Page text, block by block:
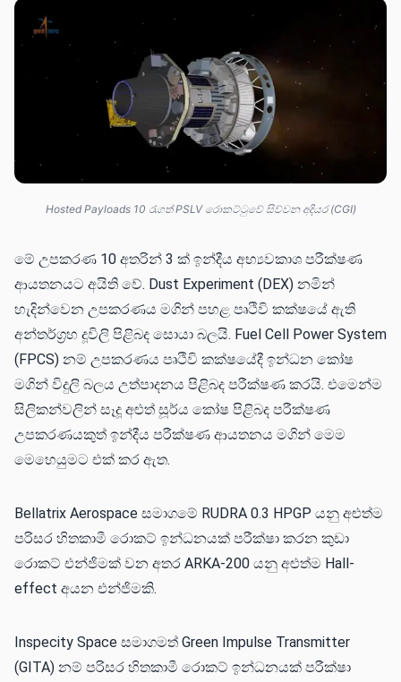
Hosted Payloads 10 රැගත් PSLV රොකට්ටුවේ සිව්වන අදියර (CGI)
මේ උපකරණ 10 අතරින් 3 ක් ඉන්දීය අභ්‍යවකාශ පරීක්ෂණ
ආයතනයට අයිති වේ. Dust Experiment (DEX) නමින්
හැදින්වෙන උපකරණය මගින් පහළ පෘථිවි කක්ෂයේ ඇති
අන්තර්ග්‍රහ දූවිලි පිළිබද සොයා බලයි. Fuel Cell Power System
(FPCS) නම් උපකරණය පෘථිවි කක්ෂයේදී ඉන්ධන කෝෂ
මගින් විදුලි බලය උත්පාදනය පිළිබද පරීක්ෂණ කරයි. එමෙන්ම
සිලිකන්වලින් සෑදූ අළුත් සූර්ය කෝෂ පිළිබද පරීක්ෂණ
උපකරණයකුත් ඉන්දීය පරීක්ෂණ ආයතනය මගින් මෙම
මෙහෙයුමට එක් කර ඇත.
Bellatrix Aerospace සමාගමේ RUDRA 0.3 HPGP යනු අළුත්ම
පරිසර හිතකාමී රොකට් ඉන්ධනයක් පරීක්ෂා කරන කුඩා
රොකට් එන්ජිමක් වන අතර ARKA-200 යනු අළුත්ම Hall-
effect අයන එන්ජිමකි.
Inspecity Space සමාගමත් Green Impulse Transmitter
(GITA) නම් පරිසර හිතකාමී රොකට් ඉන්ධනයක් පරීක්ෂා